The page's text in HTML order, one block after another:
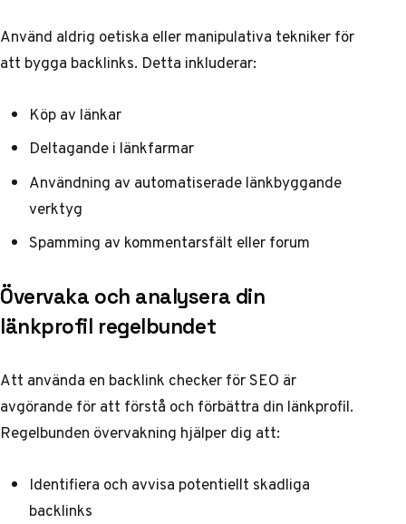
Använd aldrig oetiska eller manipulativa tekniker för
att bygga backlinks. Detta inkluderar:
Köp av länkar
Deltagande i länkfarmar
Användning av automatiserade länkbyggande
verktyg
Spamming av kommentarsfält eller forum
Övervaka och analysera din
länkprofil regelbundet
Att använda en backlink checker för SEO är
avgörande för att förstå och förbättra din länkprofil.
Regelbunden övervakning hjälper dig att:
Identifiera och avvisa potentiellt skadliga
backlinks